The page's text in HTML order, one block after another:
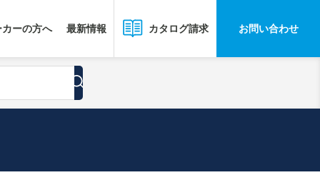
ーの方へ 最新情報 カタログ請求 お問い合わせ